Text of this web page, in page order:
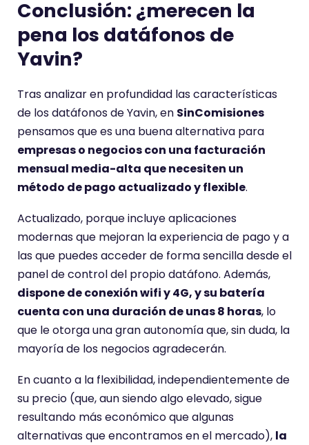
Conclusión: ¿merecen la
pena los datáfonos de
Yavin?
Tras analizar en profundidad las características
de los datáfonos de Yavin, en SinComisiones
pensamos que es una buena alternativa para
empresas o negocios con una facturación
mensual media-alta que necesiten un
método de pago actualizado y flexible.
Actualizado, porque incluye aplicaciones
modernas que mejoran la experiencia de pago y a
las que puedes acceder de forma sencilla desde el
panel de control del propio datáfono. Además,
dispone de conexión wifi y 4G, y su batería
cuenta con una duración de unas 8 horas, lo
que le otorga una gran autonomía que, sin duda, la
mayoría de los negocios agradecerán.
En cuanto a la flexibilidad, independientemente de
su precio (que, aun siendo algo elevado, sigue
resultando más económico que algunas
alternativas que encontramos en el mercado), la